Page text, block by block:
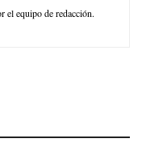
el equipo de redacción.